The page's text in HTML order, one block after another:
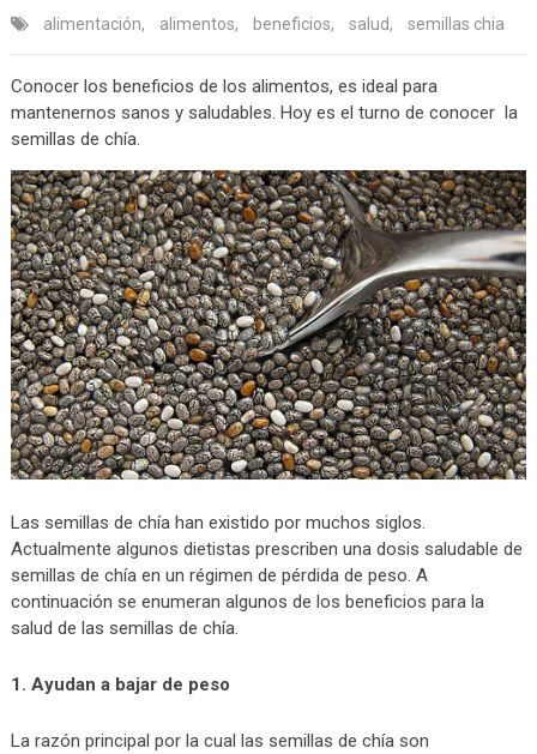
alimentación, alimentos, beneficios, salud, semillas chia
Conocer los beneficios de los alimentos, es ideal para
mantenernos sanos y saludables. Hoy es el turno de conocer la
semillas de chía.
Las semillas de chía han existido por muchos siglos.
Actualmente algunos dietistas prescriben una dosis saludable de
semillas de chía en un régimen de pérdida de peso. A
continuación se enumeran algunos de los beneficios para la
salud de las semillas de chía.
1. Ayudan a bajar de peso
La razón principal por la cual las semillas de chía son